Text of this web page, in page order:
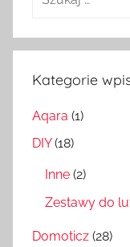
Kategorie
Aqara (1)
DIY(18)
Inne (2)
Zestawy do
Domoticz (28)